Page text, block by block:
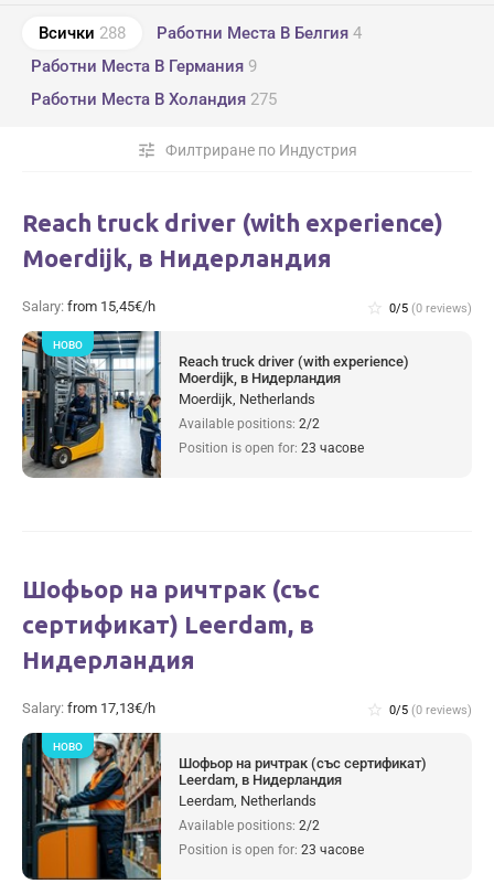
Всички 288 Работни Места В Белгия 4
Работни Места В Германия 9
Работни Места В Холандия 275
Филтриране по Индустрия
tune
Reach truck driver (with experience)
Moerdijk, в Нидерландия
Salary: from 15,45€/h star_border 0/5 (0 reviews)
Reach truck driver (with experience)
Moerdijk, в Нидерландия
Moerdijk, Netherlands
Available positions: 2/2
Position is open for: 23 часове
НОВО
Шофьор на ричтрак (със
сертификат) Leerdam, в
Нидерландия
Salary: from 17,13€/h star_border 0/5 (0 reviews)
Шофьор на ричтрак (със сертификат)
Leerdam, в Нидерландия
Leerdam, Netherlands
Available positions: 2/2
Position is open for: 23 часове
НОВО